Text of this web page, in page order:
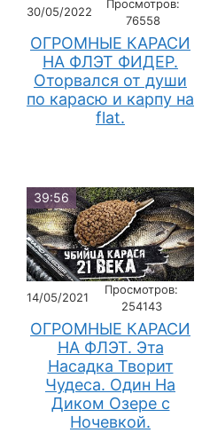
30/05/2022
Просмотров:
76558
ОГРОМНЫЕ КАРАСИ
НА ФЛЭТ ФИДЕР.
Оторвался от души
по карасю и карпу на
flat.
39:56
14/05/2021
Просмотров:
254143
ОГРОМНЫЕ КАРАСИ
НА ФЛЭТ. Эта
Насадка Творит
Чудеса. Один На
Диком Озере с
Ночевкой.